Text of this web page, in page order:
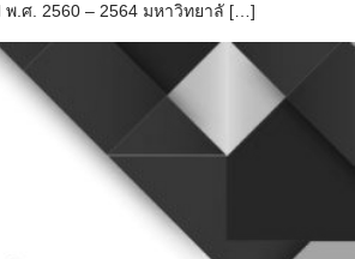
.ศ. 2560 – 2564 มหาวิทยาลั […]